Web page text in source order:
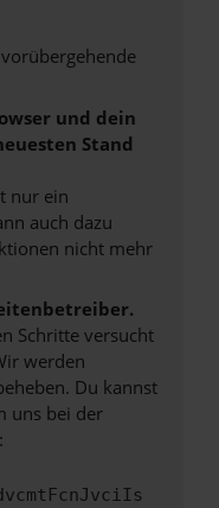
und dein
Stand
nur ein
auch dazu
nicht mehr
Schritte versucht
werden
Du kannst
uns bei der